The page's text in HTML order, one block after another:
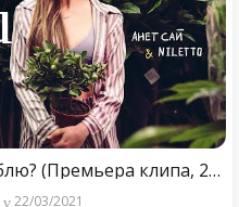
Анет Сай, NILETTO - Не люблю? (Премьера клипа, 2021)
22/03/2021